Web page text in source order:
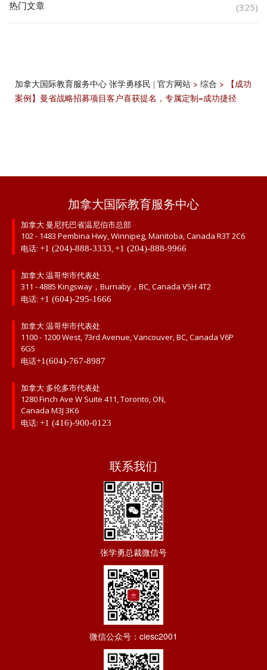
热门文章 (325)
加拿大国际教育服务中心 张学勇移民 | 官方网站 > 综合 >
【成功
案例】曼省战略招募项目客户喜获提名，专属定制=成功捷径
加拿大国际教育服务中心
加拿大 曼尼托巴省温尼伯市总部
102 - 1483 Pembina Hwy, Winnipeg, Manitoba, Canada R3T 2C6
电话: +1 (204)-888-3333,+1 (204)-888-9966
加拿大 温哥华市代表处
311 - 4885 Kingsway，Burnaby，BC, Canada V5H 4T2
电话: +1 (604)-295-1666
加拿大 温哥华市代表处
1100 - 1200 West, 73rd Avenue, Vancouver, BC, Canada V6P
6G5
电话+1(604)-767-8987
加拿大 多伦多市代表处
1280 Finch Ave W Suite 411, Toronto, ON,
Canada M3J 3K6
电话: +1 (416)-900-0123
联系我们
张学勇总裁微信号
微信公众号：ciesc2001